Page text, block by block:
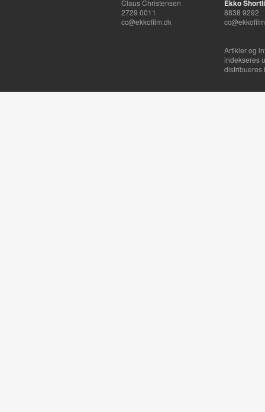
Claus Christensen
2729 0011
cc@ekkofilm.dk
Ekko
8838 9292
Artikler og
indekseres
distribueres